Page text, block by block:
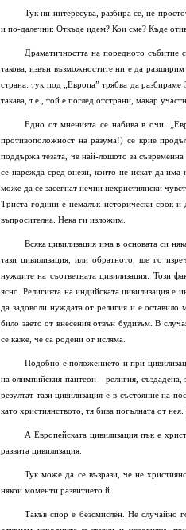
Тук ни интересува, разбира се, не
и по-далечни: Откъде идем? Кои сме? Къде
Драматичността на поредното събитие
такова, извън възможностите ни е да
страна: тук под „Европа” трябва да
такава, т.е., той е поглед отстрани, макар
Едно от мненията се набива в очи:
противоположност на разума!) се крие
поддържа тезата, че най-лошото за
се нарежда сред онези, които не искат да
може да се засегнат нечии нехристиянски
Триста години е немалък исторически срок
въпросителна. Нека ги изложим.
Всяка цивилизация има в основата си
тази цивилизация, или обратното, ще го
нуждите на съответната цивилизация. Този
ясно. Религията на индийската цивилизация
да задоволи нуждата от религия и е
било заето от внесения отвън будизъм. В
се каже, че са родени от исляма.
Подобно е положението и при
на олимпийския пантеон – религия,
резултат тази цивилизация е в състояние на
като християнството, тя бива погълната от
А Европейската цивилизация пък е
развита цивилизация.
Тук може да се възрази, че не
някои моменти развитието й.
Такъв спор е безсмислен. Не случайно